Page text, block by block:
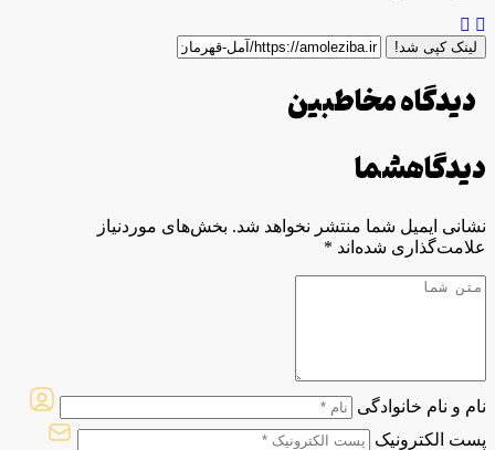
لینک کپی شد!
دیدگاه مخاطبین
دیدگاهشما
نشانی ایمیل شما منتشر نخواهد شد. بخش‌های موردنیاز
علامت‌گذاری شده‌اند *
نام و نام خانوادگی
پست الکترونیک